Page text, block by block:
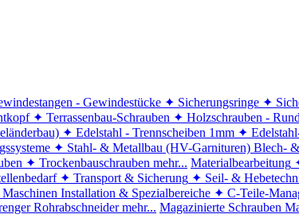
- Gewindestücke ✦ Sicherungsringe ✦
✦ Terrassenbau-Schrauben ✦ Holzschrauben -
✦ Edelstahl - Trennscheiben 1mm ✦
✦ Stahl- & Metallbau (HV-Garnituren) Blech-
✦ Trockenbauschrauben mehr... Materialbearbeitung
✦ Transport & Sicherung ✦ Seil- &
Installation & Spezialbereiche ✦ C-Teile-
Rohrabschneider mehr... Magazinierte Schrauben